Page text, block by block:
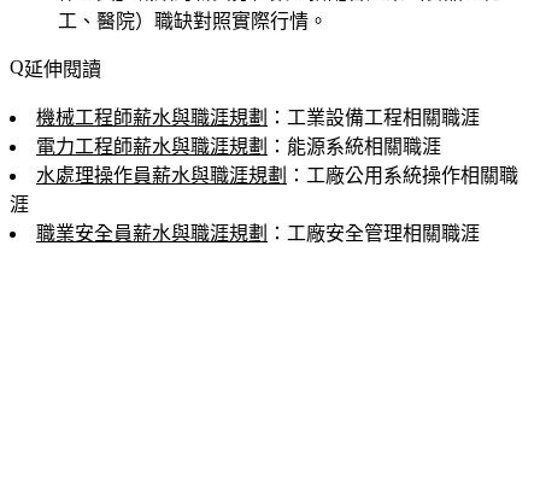
工、醫院）職缺對照實際行情。
延伸閱讀
機械工程師薪水與職涯規劃 ：工業設備工程相關職涯
電力工程師薪水與職涯規劃 ：能源系統相關職涯
水處理操作員薪水與職涯規劃 ：工廠公用系統操作相關職
涯
職業安全員薪水與職涯規劃 ：工廠安全管理相關職涯